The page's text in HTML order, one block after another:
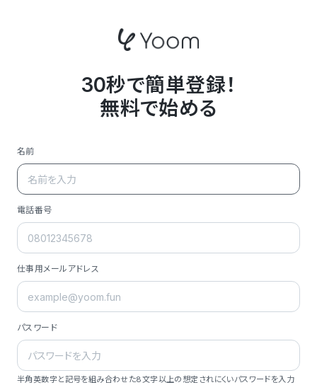
30秒で簡単登録！
無料で始める
名前
電話番号
仕事用メールアドレス
パスワード
半角英数字と記号を組み合わせた8文字以上の想定されにくいパスワードを入力